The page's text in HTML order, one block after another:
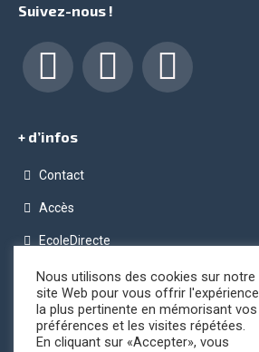
Suivez-nous !
Facebook LinkedIn Instagram
+ d’infos
Contact
Accès
EcoleDirecte
Programme OPC (Ordinateur Pour Chacun)
Conditions générales de vente
Registre public d’accessibilité
Nous utilisons des cookies sur notre
site Web pour vous offrir l'expérience
la plus pertinente en mémorisant vos
préférences et les visites répétées.
En cliquant sur «Accepter», vous